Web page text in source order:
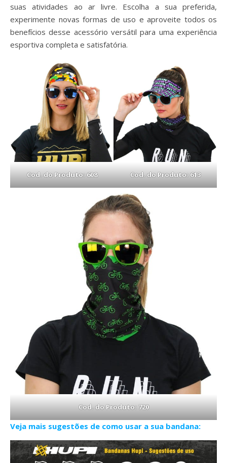
suas atividades ao ar livre. Escolha a sua preferida,
experimente novas formas de uso e aproveite todos os
benefícios desse acessório versátil para uma experiência
esportiva completa e satisfatória.
Cod. do Produto: 608 Cod. do Produto: 613
Cod. do Produto: 720
Veja mais sugestões de como usar a sua bandana: